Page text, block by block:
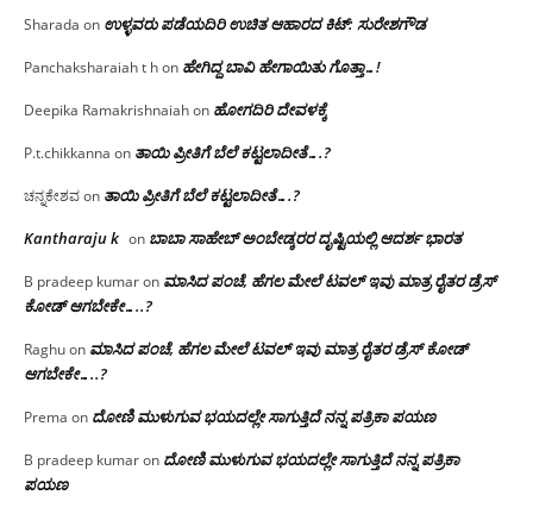
Sharada on ಉಳ್ಳವರು ಪಡೆಯದಿರಿ ಉಚಿತ ಆಹಾರದ ಕಿಟ್: ಸುರೇಶಗೌಡ
Panchaksharaiah t hon ಹೇಗಿದ್ದ ಬಾವಿ ಹೇಗಾಯಿತು ಗೊತ್ತಾ…!
Deepika Ramakrishnaiahon ಹೋಗದಿರಿ ದೇವಳಕ್ಕೆ
P.t.chikkanna on ತಾಯಿ ಪ್ರೀತಿಗೆ ಬೆಲೆ ಕಟ್ಟಲಾದೀತೆ….?
ಚನ್ನಕೇಶವon ತಾಯಿ ಪ್ರೀತಿಗೆ ಬೆಲೆ ಕಟ್ಟಲಾದೀತೆ….?
Kantharaju k on ಬಾಬಾ ಸಾಹೇಬ್ ಅಂಬೇಡ್ಕರರ ದೃಷ್ಟಿಯಲ್ಲಿ ಆದರ್ಶ ಭಾರತ
B pradeep kumaron ಮಾಸಿದ ಪಂಚೆ, ಹೆಗಲ ಮೇಲೆ ಟವಲ್‌ ಇವು ಮಾತ್ರ ರೈತರ ಡ್ರೆಸ್‌
ಕೋಡ್ ಆಗಬೇಕೇ…..?‌
Raghuon ಮಾಸಿದ ಪಂಚೆ, ಹೆಗಲ ಮೇಲೆ ಟವಲ್‌ ಇವು ಮಾತ್ರ ರೈತರ ಡ್ರೆಸ್‌ ಕೋಡ್
ಆಗಬೇಕೇ…..?‌
Prema on ದೋಣಿ ಮುಳುಗುವ ಭಯದಲ್ಲೇ ಸಾಗುತ್ತಿದೆ ನನ್ನ ಪತ್ರಿಕಾ ಪಯಣ
B pradeep kumaron ದೋಣಿ ಮುಳುಗುವ ಭಯದಲ್ಲೇ ಸಾಗುತ್ತಿದೆ ನನ್ನ ಪತ್ರಿಕಾ
ಪಯಣ